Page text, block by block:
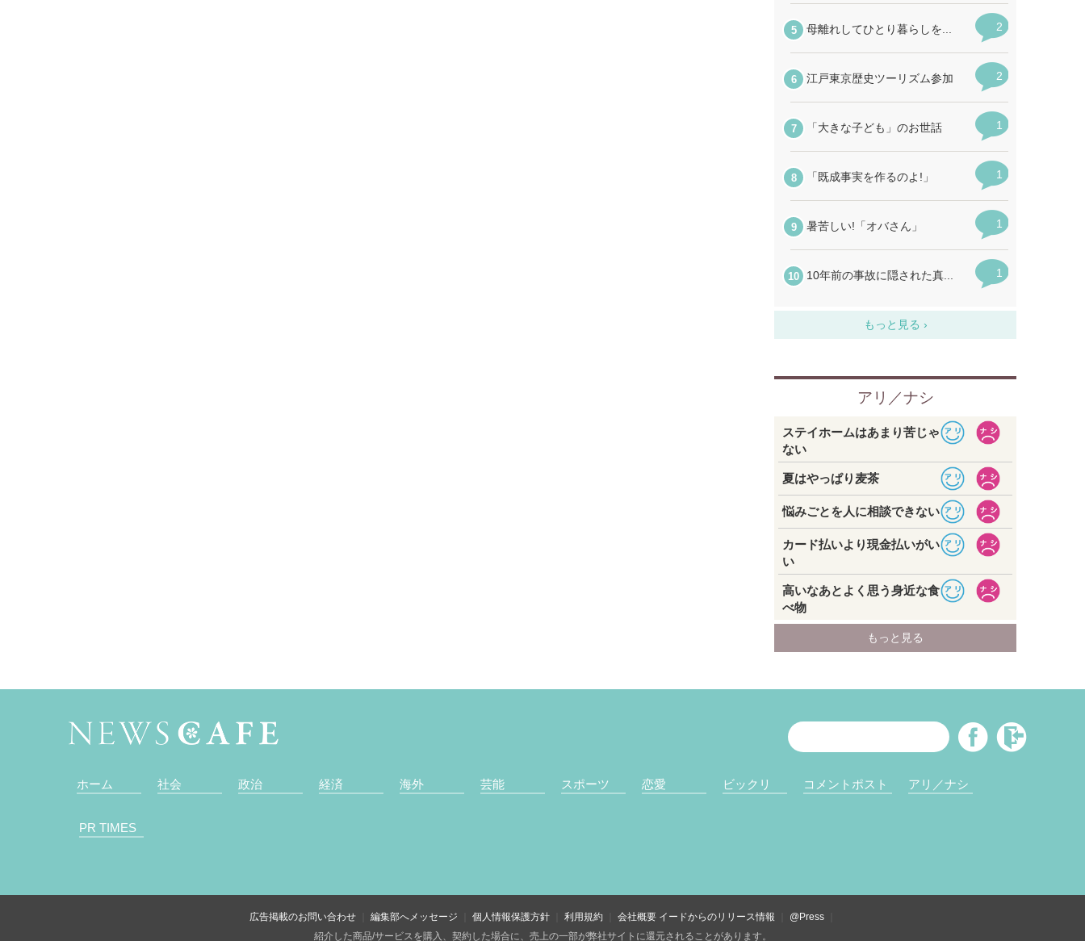
ホーム 社会 政治 経済 海外 芸能 スポーツ 恋愛 ビックリ コメントポスト アリ／ナシ
PR TIMES
広告掲載のお問い合わせ 編集部へメッセージ 個人情報保護方針 利用規約 会社概要 イードからのリリース情報
@Press
紹介した商品/サービスを購入、契約した場合に、売上の一部が弊社サイトに還元されることがあります。